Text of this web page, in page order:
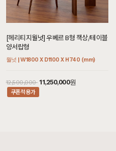
[헤리티지월넛] 우베르 B형 책상/테이블
양서랍형
월넛 | W1800 X D1100 X H740 (mm)
12,500,000 11,250,000원
쿠폰적용가